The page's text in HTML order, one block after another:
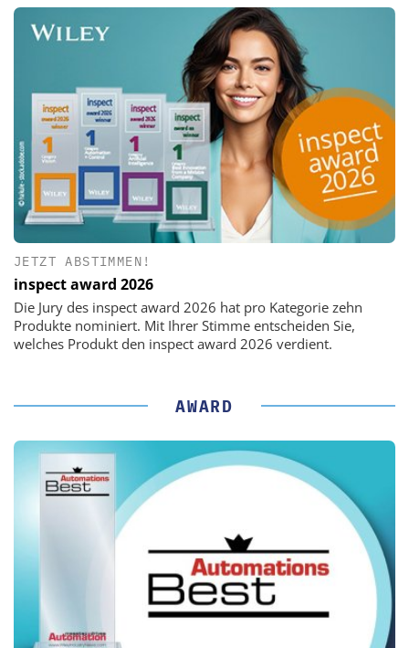
JETZT ABSTIMMEN!
inspect award 2026
Die Jury des inspect award 2026 hat pro Kategorie zehn
Produkte nominiert. Mit Ihrer Stimme entscheiden Sie,
welches Produkt den inspect award 2026 verdient.
AWARD